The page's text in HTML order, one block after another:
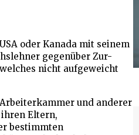
oder Kanada mit seinem
gegenüber Zur-
nicht aufgeweicht
und anderer
Eltern,
bestimmten